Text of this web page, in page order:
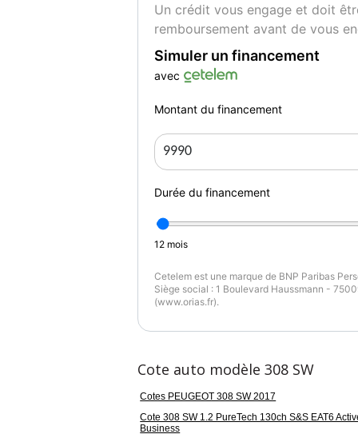
- Régulateur de vitesse
- Réservoir principal 53 litres
- Rétroviseurs rabattables électriquement
- Sièges AR banquette
- 3 places
- assise fixe
- rabattables à distance
- plancher plat
- Système de navigation visualisation 3D et
- info trafic
- avec écran tactile
- 9,7 pouces
- données sur mémoire interne/disque dur
- Volant cuir
- réglable en profondeur
- multi-fonctions
- Capacité du coffre l sièges en place
- sous tablette 660
Un crédit vous engage et doit
remboursement avant de vous
Simuler un financement
avec
Montant du financement
Durée du financement
12 mois
Cetelem est une marque de BNP Paribas
Siège social : 1 Boulevard Haussmann -
(www.orias.fr).
Cote auto modèle 308 SW
Cotes PEUGEOT 308 SW 2017
Cote 308 SW 1.2 PureTech 130ch S&S EAT6
Business